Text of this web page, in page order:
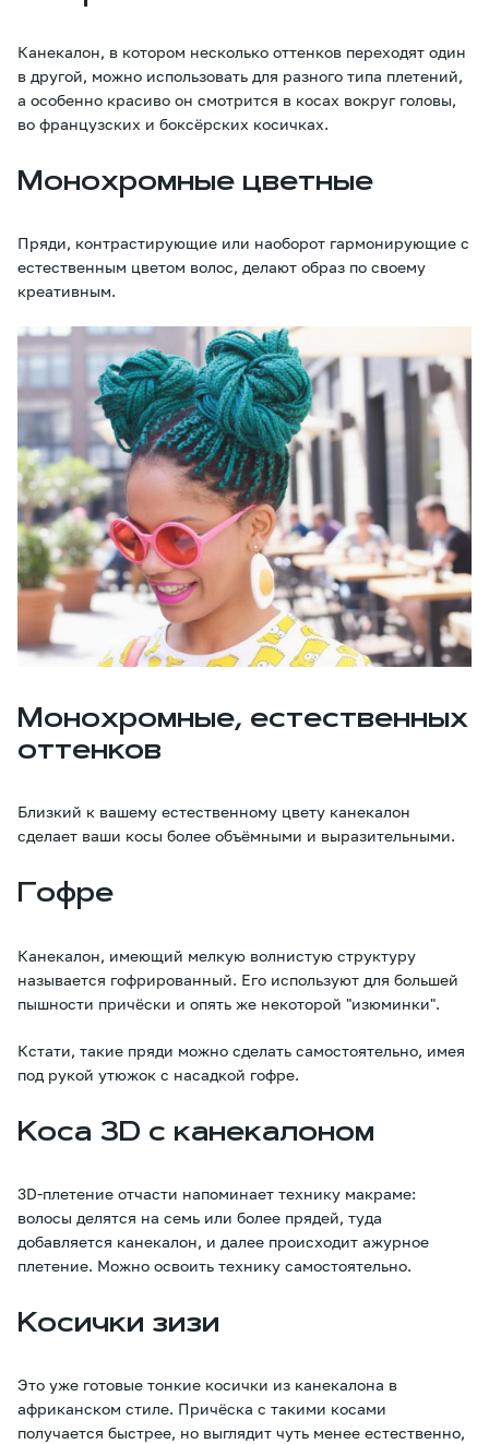
Канекалон, в котором несколько оттенков переходят один
в другой, можно использовать для разного типа плетений,
а особенно красиво он смотрится в косах вокруг головы,
во французских и боксёрских косичках.
Монохромные цветные
Пряди, контрастирующие или наоборот гармонирующие с
естественным цветом волос, делают образ по своему
креативным.
Монохромные, естественных
оттенков
Близкий к вашему естественному цвету канекалон
сделает ваши косы более объёмными и выразительными.
Гофре
Канекалон, имеющий мелкую волнистую структуру
называется гофрированный. Его используют для большей
пышности причёски и опять же некоторой "изюминки".
Кстати, такие пряди можно сделать самостоятельно, имея
под рукой утюжок с насадкой гофре.
Коса 3D с канекалоном
3D-плетение отчасти напоминает технику макраме:
волосы делятся на семь или более прядей, туда
добавляется канекалон, и далее происходит ажурное
плетение. Можно освоить технику самостоятельно.
Косички зизи
Это уже готовые тонкие косички из канекалона в
африканском стиле. Причёска с такими косами
получается быстрее, но выглядит чуть менее естественно,